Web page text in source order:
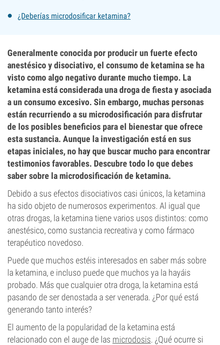
¿Deberías microdosificar ketamina?
Generalmente conocida por producir un fuerte efecto
anestésico y disociativo, el consumo de ketamina se ha
visto como algo negativo durante mucho tiempo. La
ketamina está considerada una droga de fiesta y asociada
a un consumo excesivo. Sin embargo, muchas personas
están recurriendo a su microdosificación para disfrutar
de los posibles beneficios para el bienestar que ofrece
esta sustancia. Aunque la investigación está en sus
etapas iniciales, no hay que buscar mucho para encontrar
testimonios favorables. Descubre todo lo que debes
saber sobre la microdosificación de ketamina.
Debido a sus efectos disociativos casi únicos, la ketamina
ha sido objeto de numerosos experimentos. Al igual que
otras drogas, la ketamina tiene varios usos distintos: como
anestésico, como sustancia recreativa y como fármaco
terapéutico novedoso.
Puede que muchos estéis interesados en saber más sobre
la ketamina, e incluso puede que muchos ya la hayáis
probado. Más que cualquier otra droga, la ketamina está
pasando de ser denostada a ser venerada. ¿Por qué está
generando tanto interés?
El aumento de la popularidad de la ketamina está
relacionado con el auge de las microdosis. ¿Qué ocurre si